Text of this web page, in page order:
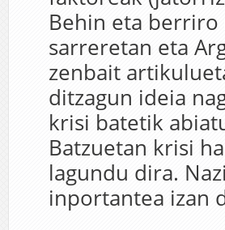
Behin eta
sarreretan eta
zenbait
ditzagun ideia
krisi batetik
Batzuetan krisi
lagundu dira.
inportantea izan